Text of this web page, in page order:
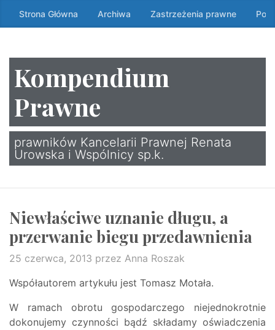
Przeskocz
do
↷
Strona Główna Archiwa Zastrzeżenia prawne
Kompendium
Prawne
prawników Kancelarii Prawnej Renata
Urowska i Wspólnicy sp.k.
Niewłaściwe uznanie długu, a
przerwanie biegu przedawnienia
25 czerwca, 2013 przez Anna Roszak
Współautorem artykułu jest Tomasz Motała.
W ramach obrotu gospodarczego niejednokrotnie
dokonujemy czynności bądź składamy oświadczenia